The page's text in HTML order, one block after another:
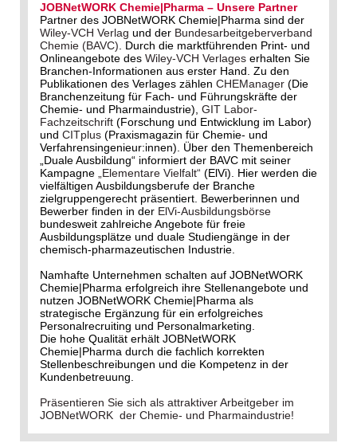
JOBNetWORK Chemie|Pharma – Unsere Partner
Partner des JOBNetWORK Chemie|Pharma sind der
Wiley-VCH Verlag und der Bundesarbeitgeberverband
Chemie (BAVC). Durch die marktführenden Print- und
Onlineangebote des Wiley-VCH Verlages erhalten Sie
Branchen-Informationen aus erster Hand. Zu den
Publikationen des Verlages zählen CHEManager (Die
Branchenzeitung für Fach- und Führungskräfte der
Chemie- und Pharmaindustrie), GIT Labor-
Fachzeitschrift (Forschung und Entwicklung im Labor)
und CITplus (Praxismagazin für Chemie- und
Verfahrensingenieur:innen). Über den Themenbereich
„Duale Ausbildung“ informiert der BAVC mit seiner
Kampagne „Elementare Vielfalt“ (ElVi). Hier werden die
vielfältigen Ausbildungsberufe der Branche
zielgruppengerecht präsentiert. Bewerberinnen und
Bewerber finden in der ElVi-Ausbildungsbörse
bundesweit zahlreiche Angebote für freie
Ausbildungsplätze und duale Studiengänge in der
chemisch-pharmazeutischen Industrie.
Namhafte Unternehmen schalten auf JOBNetWORK
Chemie|Pharma erfolgreich ihre Stellenangebote und
nutzen JOBNetWORK Chemie|Pharma als
strategische Ergänzung für ein erfolgreiches
Personalrecruiting und Personalmarketing.
Die hohe Qualität erhält JOBNetWORK
Chemie|Pharma durch die fachlich korrekten
Stellenbeschreibungen und die Kompetenz in der
Kundenbetreuung.
Präsentieren Sie sich als attraktiver Arbeitgeber im
JOBNetWORK der Chemie- und Pharmaindustrie!